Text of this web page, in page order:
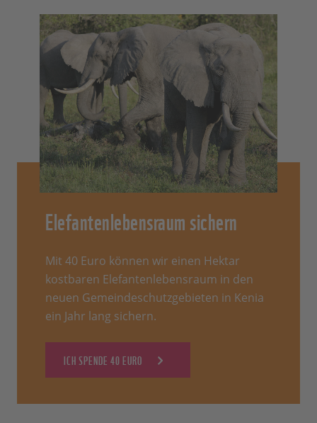
Elefantenlebensraum sichern
Mit 40 Euro können wir einen Hektar
kostbaren Elefantenlebensraum in den
neuen Gemeindeschutzgebieten in Kenia
ein Jahr lang sichern.
ICH SPENDE 40 EURO